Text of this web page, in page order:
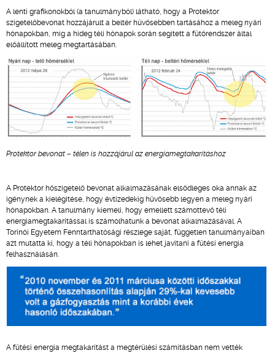
A lenti grafikonokból (a tanulmányból) látható, hogy a Protektor
szigetelőbevonat hozzájárult a beltér hűvösebben tartásához a meleg nyári
hónapokban, míg a hideg téli hónapok során segített a fűtőrendszer által
előállított meleg megtartásában.
Protektor bevonat – télen is hozzájárul az energiamegtakarításhoz
A Protektor hőszigetelő bevonat alkalmazásának elsődleges oka annak az
igénynek a kielégítése, hogy évtizedekig hűvösebb legyen a meleg nyári
hónapokban. A tanulmány kiemeli, hogy emellett számottevő téli
energiamegtakarítással is számolhatunk a bevonat alkalmazásával. A
Torinói Egyetem Fenntarthatósági részlege saját, független tanulmányaiban
azt mutatta ki, hogy a téli hónapokban is lehet javítani a fűtési energia
felhasználásán.
A fűtési energia megtakarítást a megtérülési számításban nem vették